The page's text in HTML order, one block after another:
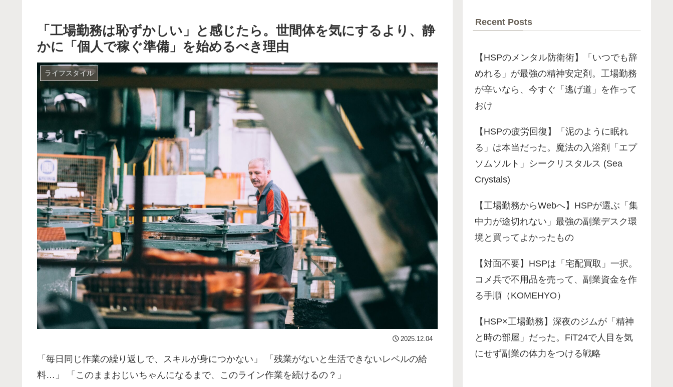
「工場勤務は恥ずかしい」と感じたら。世間体を気にするより、静
かに「個人で稼ぐ準備」を始めるべき理由
ライフスタイル
2025.12.04
「毎日同じ作業の繰り返しで、スキルが身につかない」 「残業がないと生活できないレベルの給
料…」 「このままおじいちゃんになるまで、このライン作業を続けるの？」
Recent Posts
【HSPのメンタル防衛術】「いつでも辞
めれる」が最強の精神安定剤。工場勤務
が辛いなら、今すぐ「逃げ道」を作って
おけ
【HSPの疲労回復】「泥のように眠れ
る」は本当だった。魔法の入浴剤「エプ
ソムソルト」シークリスタルス (Sea
Crystals)
【工場勤務からWebへ】HSPが選ぶ「集
中力が途切れない」最強の副業デスク環
境と買ってよかったもの
【対面不要】HSPは「宅配買取」一択。
コメ兵で不用品を売って、副業資金を作
る手順（KOMEHYO）
【HSP×工場勤務】深夜のジムが「精神
と時の部屋」だった。FiT24で人目を気
にせず副業の体力をつける戦略